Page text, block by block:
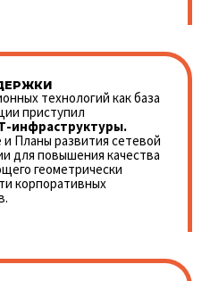
технологий как база
приступил
инфраструктуры.
Планы развития сетевой
для повышения качества
геометрически
корпоративных